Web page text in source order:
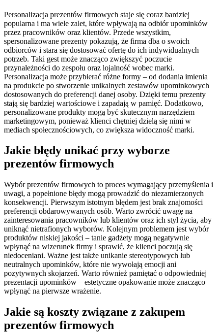
Personalizacja prezentów firmowych staje się coraz bardziej
popularna i ma wiele zalet, które wpływają na odbiór upominków
przez pracowników oraz klientów. Przede wszystkim,
spersonalizowane prezenty pokazują, że firma dba o swoich
odbiorców i stara się dostosować ofertę do ich indywidualnych
potrzeb. Taki gest może znacząco zwiększyć poczucie
przynależności do zespołu oraz lojalność wobec marki.
Personalizacja może przybierać różne formy – od dodania imienia
na produkcie po stworzenie unikalnych zestawów upominkowych
dostosowanych do preferencji danej osoby. Dzięki temu prezenty
stają się bardziej wartościowe i zapadają w pamięć. Dodatkowo,
personalizowane produkty mogą być skutecznym narzędziem
marketingowym, ponieważ klienci chętniej dzielą się nimi w
mediach społecznościowych, co zwiększa widoczność marki.
Jakie błędy unikać przy wyborze
prezentów firmowych
Wybór prezentów firmowych to proces wymagający przemyślenia i
uwagi, a popełnione błędy mogą prowadzić do niezamierzonych
konsekwencji. Pierwszym istotnym błędem jest brak znajomości
preferencji obdarowywanych osób. Warto zwrócić uwagę na
zainteresowania pracowników lub klientów oraz ich styl życia, aby
uniknąć nietrafionych wyborów. Kolejnym problemem jest wybór
produktów niskiej jakości – tanie gadżety mogą negatywnie
wpłynąć na wizerunek firmy i sprawić, że klienci poczują się
niedoceniani. Ważne jest także unikanie stereotypowych lub
neutralnych upominków, które nie wywołają emocji ani
pozytywnych skojarzeń. Warto również pamiętać o odpowiedniej
prezentacji upominków – estetyczne opakowanie może znacząco
wpłynąć na pierwsze wrażenie.
Jakie są koszty związane z zakupem
prezentów firmowych